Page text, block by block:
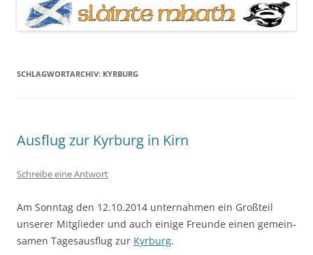
SCHLAGWORTARCHIV: KYRBURG
Ausflug zur Kyrburg in Kirn
Schreibe eine Antwort
Am Son­ntag den 12.10.2014 unter­nah­men ein Großteil
unser­er Mit­glieder und auch einige Fre­unde einen gemein­
samen Tage­saus­flug zur Kyr­burg.